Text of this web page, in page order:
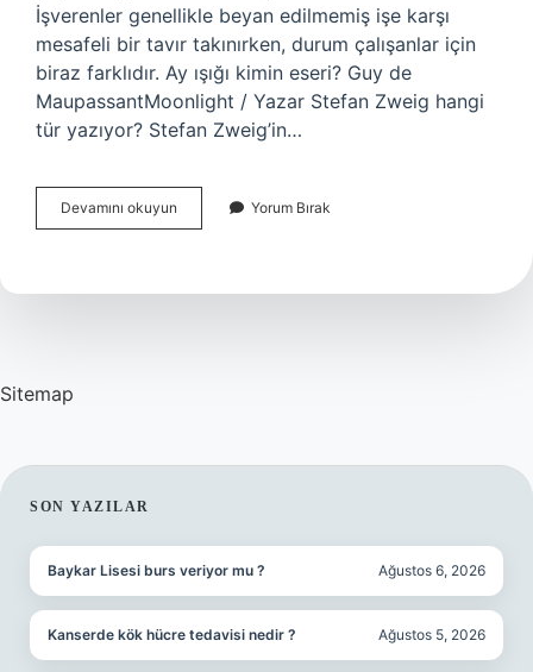
İşverenler genellikle beyan edilmemiş işe karşı
mesafeli bir tavır takınırken, durum çalışanlar için
biraz farklıdır. Ay ışığı kimin eseri? Guy de
MaupassantMoonlight / Yazar Stefan Zweig hangi
tür yazıyor? Stefan Zweig’in…
Devamını okuyun
Işığı
Yorum Bırak
Sitemap
SIDEBAR
SON YAZILAR
Baykar Lisesi burs veriyor mu ? Ağustos 6, 2026
Kanserde kök hücre tedavisi nedir ? Ağustos 5, 2026